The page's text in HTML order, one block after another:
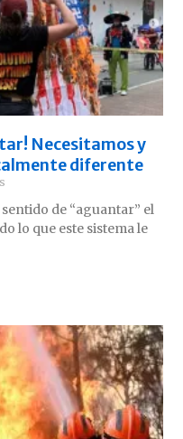
Necesitamos y
diferente
de “aguantar” el
lo que este sistema le